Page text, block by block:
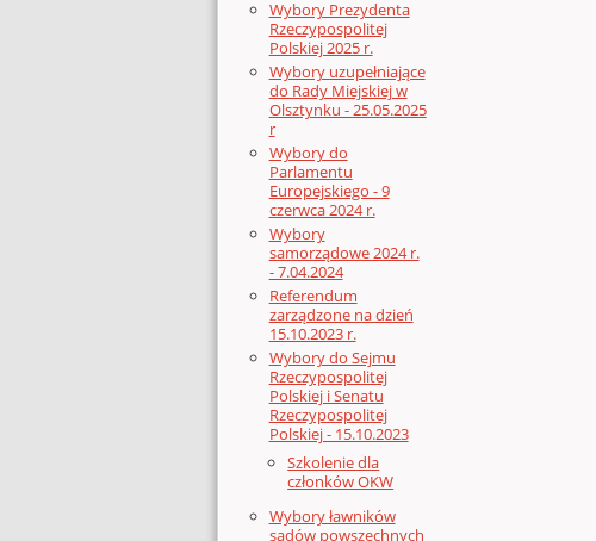
Wybory Prezydenta
Rzeczypospolitej
Polskiej 2025 r.
Wybory uzupełniające
do Rady Miejskiej w
Olsztynku - 25.05.2025
r
Wybory do
Parlamentu
Europejskiego - 9
czerwca 2024 r.
Wybory
samorządowe 2024 r.
- 7.04.2024
Referendum
zarządzone na dzień
15.10.2023 r.
Wybory do Sejmu
Rzeczypospolitej
Polskiej i Senatu
Rzeczypospolitej
Polskiej - 15.10.2023
Szkolenie dla
członków OKW
Wybory ławników
sądów powszechnych